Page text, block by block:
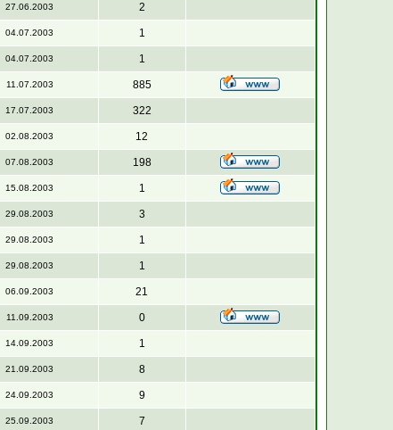
27.06.2003 2
04.07.2003 1
04.07.2003 1
11.07.2003 885
17.07.2003 322
02.08.2003 12
07.08.2003 198
15.08.2003 1
29.08.2003 3
29.08.2003 1
29.08.2003 1
06.09.2003 21
11.09.2003 0
14.09.2003 1
21.09.2003 8
24.09.2003 9
25.09.2003 7